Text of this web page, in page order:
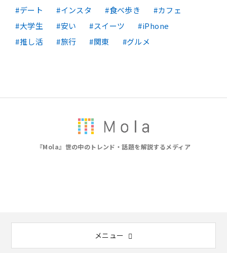
デート
インスタ 食べ歩き
カフェ
大学生
安い スイーツ
iPhone
推し活
旅行 関東 グルメ
『Mola』世の中のトレンド・話題を解説するメディア
メニュー